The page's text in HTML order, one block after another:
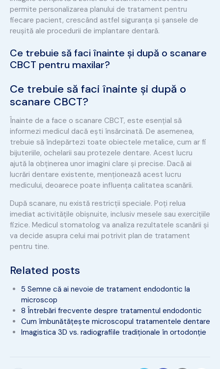
permite personalizarea planului de tratament pentru
fiecare pacient, crescând astfel siguranța și șansele de
reușită ale procedurii de implantare dentară.
Ce trebuie să faci înainte și după o scanare
CBCT pentru maxilar?
Ce trebuie să faci înainte și după o
scanare CBCT?
Înainte de a face o scanare CBCT, este esențial să
informezi medicul dacă ești însărcinată. De asemenea,
trebuie să îndepărtezi toate obiectele metalice, cum ar fi
bijuteriile, ochelarii sau protezele dentare. Acest lucru
ajută la obținerea unor imagini clare și precise. Dacă ai
lucrări dentare existente, menționează acest lucru
medicului, deoarece poate influența calitatea scanării.
După scanare, nu există restricții speciale. Poți relua
imediat activitățile obișnuite, inclusiv mesele sau exercițiile
fizice. Medicul stomatolog va analiza rezultatele scanării și
va decide asupra celui mai potrivit plan de tratament
pentru tine.
Related posts
5 Semne că ai nevoie de tratament endodontic la
microscop
8 Întrebări frecvente despre tratamentul endodontic
Cum îmbunătățește microscopul tratamentele dentare
Imagistica 3D vs. radiografiile tradiționale în ortodonție